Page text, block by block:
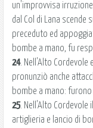
un'improvvisa
dal Col di Lana scende
preceduto ed
bombe a mano, fu
24. Nell'Alto Cordevole
pronunziò anche
bombe a mano:
25. Nell'Alto Cordevole
artiglieria e lancio di